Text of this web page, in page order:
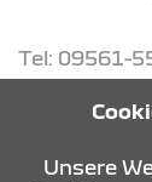
Tel: 09561-
Unsere